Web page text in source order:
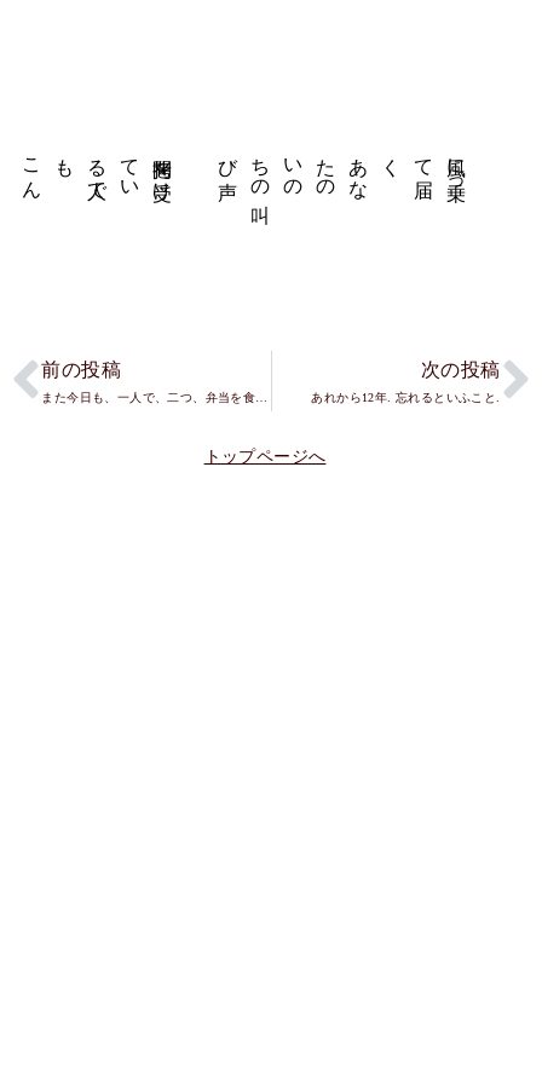
風に
乗っ
て
届
く
あ
な
た
の
い
の
ち
の
叫
び
声
拷問を
受け
て
い
る
人で
も
こ
ん
な
声は
出
さ
な
い
ん
じ
ゃ
な
い
か
と
い
う
程
前の投稿 次の投稿
あれから12年. 忘れるといふこと.
トップページへ